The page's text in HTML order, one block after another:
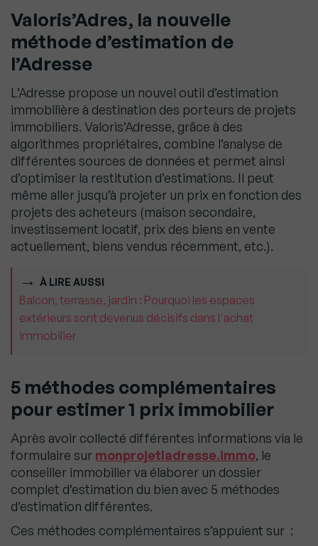
Valoris’Adres, la nouvelle
méthode d’estimation de
l’Adresse
L’Adresse propose un nouvel outil d’estimation
immobilière à destination des porteurs de projets
immobiliers. Valoris’Adresse, grâce à des
algorithmes propriétaires, combine l’analyse de
différentes sources de données et permet ainsi
d’optimiser la restitution d’estimations. Il peut
même aller jusqu’à projeter un prix en fonction des
projets des acheteurs (maison secondaire,
investissement locatif, prix des biens en vente
actuellement, biens vendus récemment, etc.).
À LIRE AUSSI
Balcon, terrasse, jardin : Pourquoi les espaces
extérieurs sont devenus décisifs dans l'achat
immobilier
5 méthodes complémentaires
pour estimer 1 prix immobilier
Après avoir collecté différentes informations via le
formulaire sur monprojetladresse.immo, le
conseiller immobilier va élaborer un dossier
complet d’estimation du bien avec 5 méthodes
d’estimation différentes.
Ces méthodes complémentaires s’appuient sur :